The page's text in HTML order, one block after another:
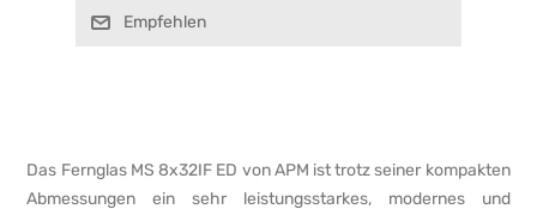
Empfehlen
Das Fernglas MS 8x32IF ED von APM ist trotz seiner kompakten
Abmessungen ein sehr leistungsstarkes, modernes und